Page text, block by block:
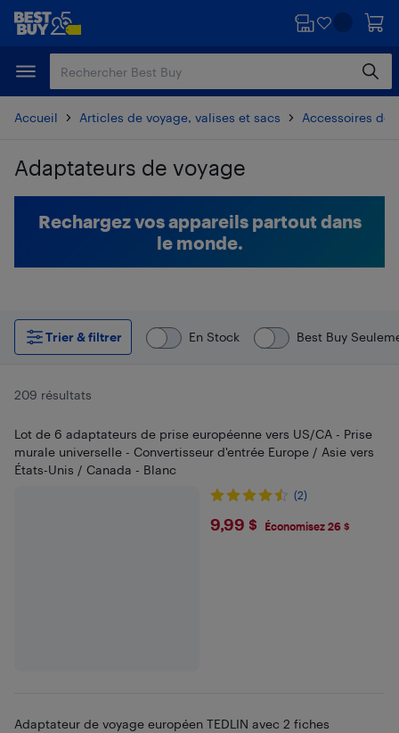
Passer
principal
Passer
Accueil Articles de voyage, valises et sacs Accessoires de
Adaptateurs de voyage
Rechargez vos appareils partout dans
le monde.
Trier & filtrer En Stock Best Buy
209 résultats
Lot de 6 adaptateurs de prise européenne vers US/CA - Prise
murale universelle - Convertisseur d'entrée Europe / Asie vers
États-Unis / Canada - Blanc
(2)
$9.99
9,99 $ Économisez 26 $
Adaptateur de voyage européen TEDLIN avec 2 fiches